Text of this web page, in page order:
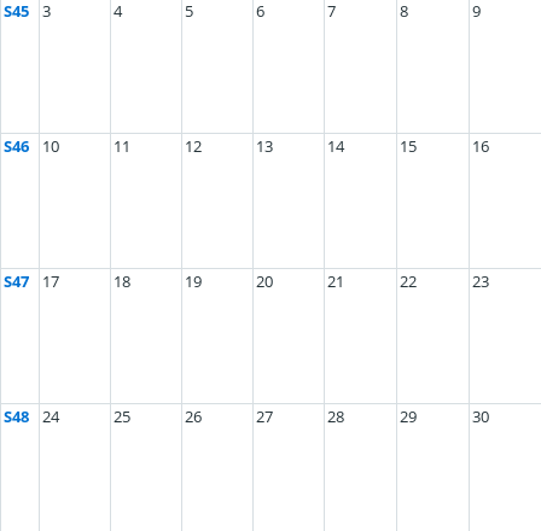
S45 3 4 5 6 7 8 9
S46 10 11 12 13 14 15 16
S47 17 18 19 20 21 22 23
S48 24 25 26 27 28 29 30